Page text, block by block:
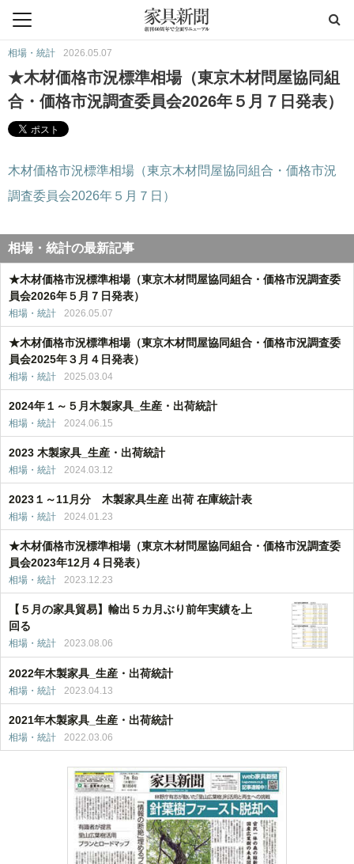
相場・統計 2026.05.07
★木材価格市況標準相場（東京木材問屋協同組
合・価格市況調査委員会2026年５月７日発表）
木材価格市況標準相場（東京木材問屋協同組合・価格市況
調査委員会2026年５月７日）
相場・統計の最新記事
★木材価格市況標準相場（東京木材問屋協同組合・価格市況調査委
員会2026年５月７日発表）
相場・統計 2026.05.07
★木材価格市況標準相場（東京木材問屋協同組合・価格市況調査委
員会2025年３月４日発表）
相場・統計 2025.03.04
2024年１～５月木製家具_生産・出荷統計
相場・統計 2024.06.15
2023 木製家具_生産・出荷統計
相場・統計 2024.03.12
2023１～11月分 木製家具生産 出荷 在庫統計表
相場・統計 2024.01.23
★木材価格市況標準相場（東京木材問屋協同組合・価格市況調査委
員会2023年12月４日発表）
相場・統計 2023.12.23
【５月の家具貿易】輸出５カ月ぶり前年実績を上
回る
相場・統計 2023.08.06
2022年木製家具_生産・出荷統計
相場・統計 2023.04.13
2021年木製家具_生産・出荷統計
相場・統計 2022.03.06